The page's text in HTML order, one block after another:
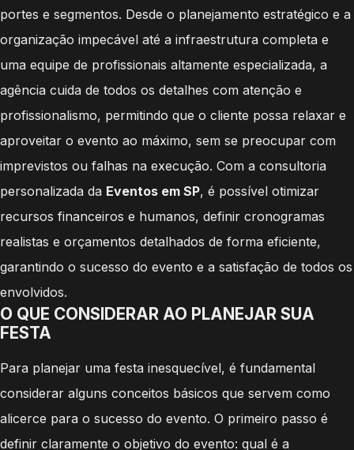
portes e segmentos. Desde o planejamento estratégico e a
organização impecável até a infraestrutura completa e
uma equipe de profissionais altamente especializada, a
agência cuida de todos os detalhes com atenção e
profissionalismo, permitindo que o cliente possa relaxar e
aproveitar o evento ao máximo, sem se preocupar com
imprevistos ou falhas na execução. Com a consultoria
personalizada da Eventos em SP, é possível otimizar
recursos financeiros e humanos, definir cronogramas
realistas e orçamentos detalhados de forma eficiente,
garantindo o sucesso do evento e a satisfação de todos os
envolvidos.
O QUE CONSIDERAR AO PLANEJAR SUA
FESTA
Para planejar uma festa inesquecível, é fundamental
considerar alguns conceitos básicos que servem como
alicerce para o sucesso do evento. O primeiro passo é
definir claramente o objetivo do evento: qual é a